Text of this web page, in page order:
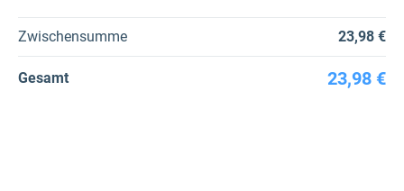
Zwischensumme 23,98 €
Gesamt 23,98 €